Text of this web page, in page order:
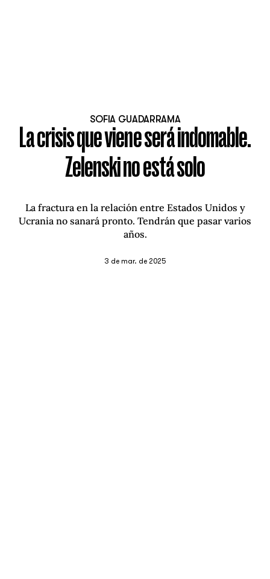
SOFIA GUADARRAMA
La crisis que viene será indomable.
Zelenski no está solo
La fractura en la relación entre Estados Unidos y
Ucrania no sanará pronto. Tendrán que pasar varios
años.
3 de mar. de 2025